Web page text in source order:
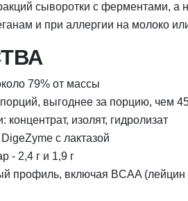
сыворотки с ферментами, а
и при аллергии на молоко
79% от массы
выгоднее за порцию, чем
изолят, гидролизат
с лактазой
- 2,4 г и 1,9 г
профиль, включая BCAA (лейцин